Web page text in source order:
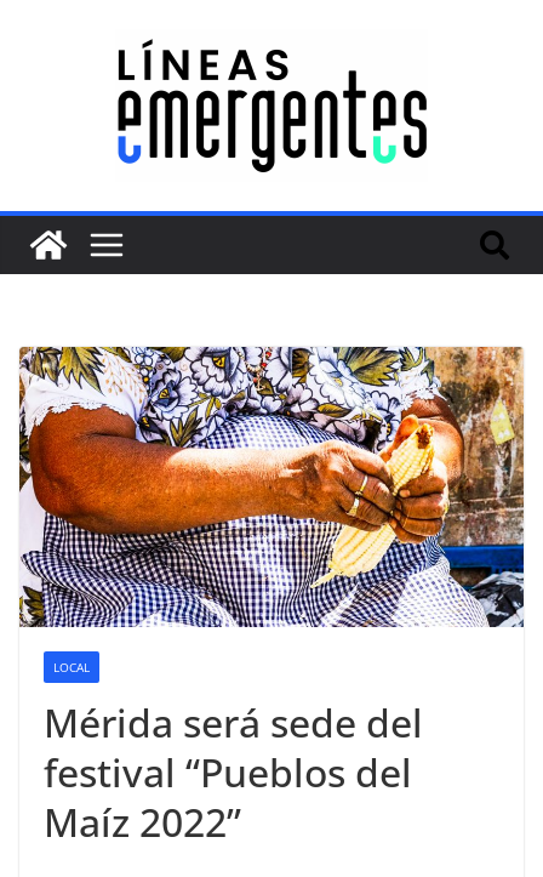
LOCAL
Mérida será sede del
festival “Pueblos del
Maíz 2022”